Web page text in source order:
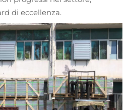
di eccellenza.